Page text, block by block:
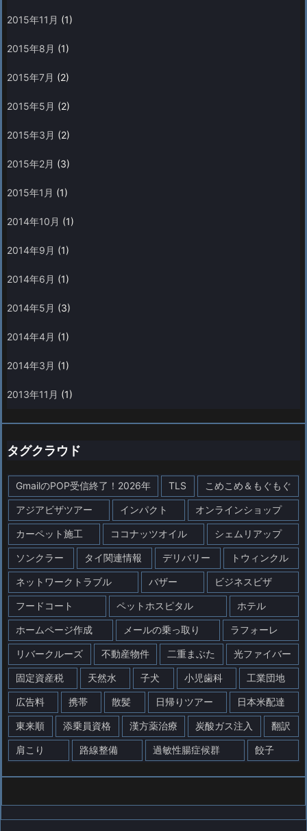
2015年11月 (1)
2015年8月 (1)
2015年7月 (2)
2015年5月 (2)
2015年3月 (2)
2015年2月 (3)
2015年1月 (1)
2014年10月 (1)
2014年9月 (1)
2014年6月 (1)
2014年5月 (3)
2014年4月 (1)
2014年3月 (1)
2013年11月 (1)
タグクラウド
GmailのPOP受信終了！2026年 TLS こめこめ＆もぐもぐ
アジアビザツアー インパクト オンラインショップ
カーペット施工 ココナッツオイル シェムリアップ
ソンクラー タイ関連情報 デリバリー トウィンクル
ネットワークトラブル バザー ビジネスビザ
フードコート ペットホスピタル ホテル
ホームページ作成 メールの乗っ取り ラフォーレ
リバークルーズ 不動産物件 二重まぶた 光ファイバー
固定資産税 天然水 子犬 小児歯科 工業団地
広告料 携帯 散髪 日帰りツアー 日本米配達
東来順 添乗員資格 漢方薬治療 炭酸ガス注入 翻訳
肩こり 路線整備 過敏性腸症候群 餃子